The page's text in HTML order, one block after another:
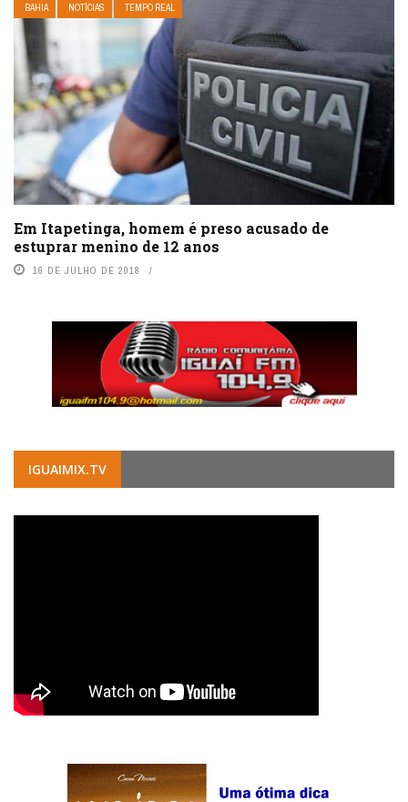
BAHIA NOTÍCIAS TEMPO REAL
Em Itapetinga, homem é preso acusado de
estuprar menino de 12 anos
16 DE JULHO DE 2018
IGUAIMIX.TV